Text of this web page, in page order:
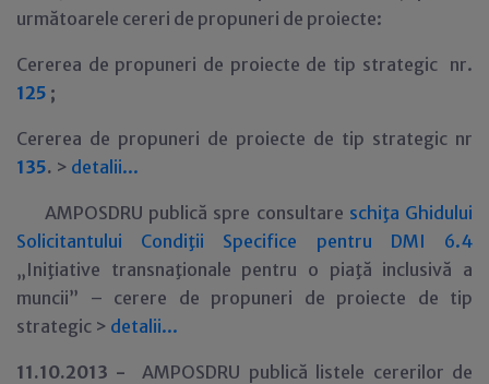
următoarele cereri de propuneri de proiecte:
Cererea de propuneri de proiecte de tip strategic nr.
125 ;
Cererea de propuneri de proiecte de tip strategic nr
135. > detalii...
AMPOSDRU publică spre consultare schiţa Ghidului
Solicitantului Condiţii Specifice pentru DMI 6.4
„Iniţiative transnaţionale pentru o piaţă inclusivă a
muncii” – cerere de propuneri de proiecte de tip
strategic > detalii...
11.10.2013 -AMPOSDRU publică listele cererilor de